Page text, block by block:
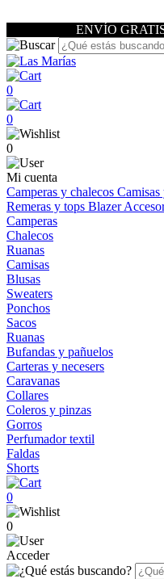
ENVÍO
0
0
0
Mi cuenta
Camperas y chalecos Camisas
Remeras y tops Blazer
Camperas
Chalecos
Ruanas
Camisas
Blusas
Sweaters
Ponchos
Sacos
Ruanas
Bufandas y pañuelos
Carteras y necesers
Caravanas
Collares
Coleros y pinzas
Gorros
Perfumador textil
Faldas
Shorts
0
0
Acceder